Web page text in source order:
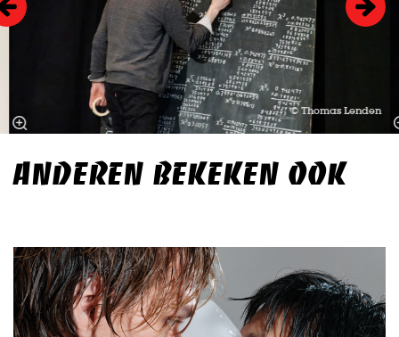
© Thomas Lenden
ANDEREN BEKEKEN OOK